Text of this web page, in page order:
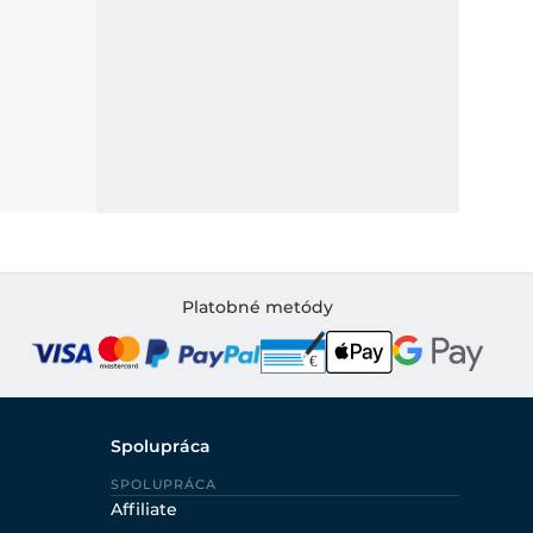
Platobné metódy
Spolupráca
SPOLUPRÁCA
Affiliate